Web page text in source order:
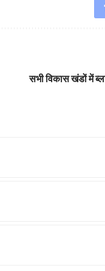
सभी विकास खंडों में